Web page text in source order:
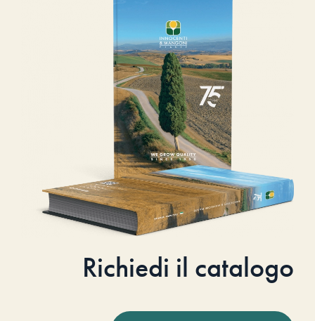
Richiedi il catalogo